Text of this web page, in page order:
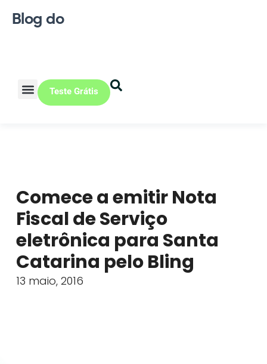
Blog do
Teste Grátis
Comece a emitir Nota
Fiscal de Serviço
eletrônica para Santa
Catarina pelo Bling
13 maio, 2016